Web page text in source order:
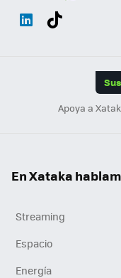
Apoya a
En Xataka
Streaming
Espacio
Energía